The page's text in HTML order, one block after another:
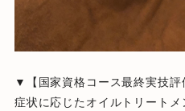
▼【国家資格コース最終実技評
症状に応じたオイルトリート